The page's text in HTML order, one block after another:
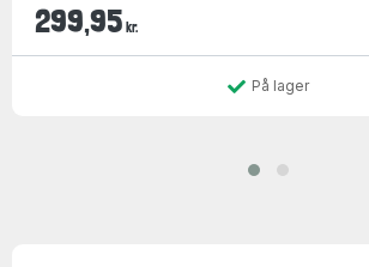
299,95 kr.
På lager